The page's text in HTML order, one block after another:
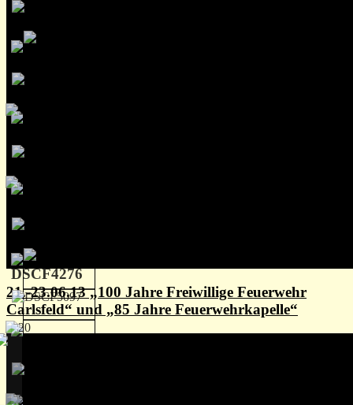
21.-23.06.13 „100 Jahre Freiwillige Feuerwehr
Carlsfeld“ und „85 Jahre Feuerwehrkapelle“